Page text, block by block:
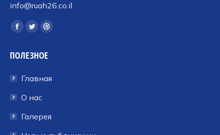
info@ruah26.co.il
Ищите нас:
Страница
открывается
новом
окне
Страница
открывается
новом
окне
Страница
открывается
новом
ПОЛЕЗНОЕ
Главная
О нас
Галерея